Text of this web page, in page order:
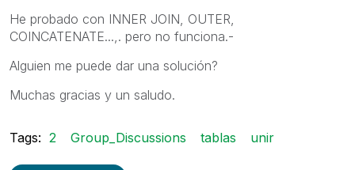
He probado con INNER JOIN, OUTER,
COINCATENATE...,. pero no funciona.-
Alguien me puede dar una solución?
Muchas gracias y un saludo.
Tags: 2 Group_Discussions tablas unir